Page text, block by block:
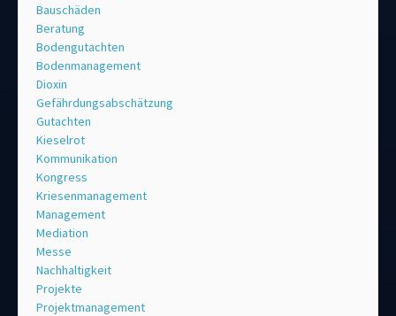
Bauschäden
Beratung
Bodengutachten
Bodenmanagement
Dioxin
Gefährdungsabschätzung
Gutachten
Kieselrot
Kommunikation
Kongress
Kriesenmanagement
Management
Mediation
Messe
Nachhaltigkeit
Projekte
Projektmanagement